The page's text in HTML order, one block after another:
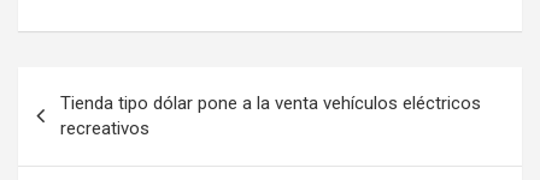
de
entradas
Tienda tipo dólar pone a la venta vehículos eléctricos
recreativos